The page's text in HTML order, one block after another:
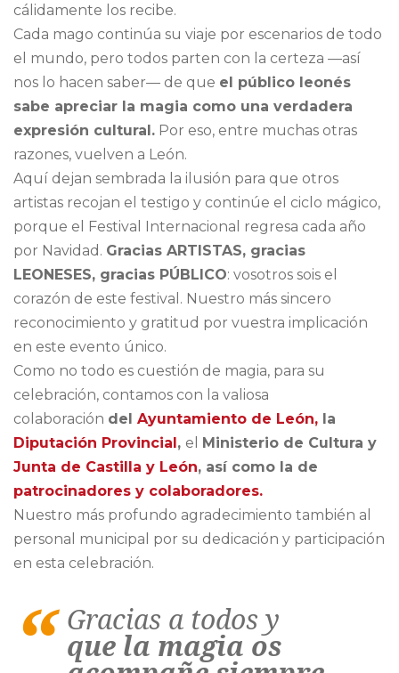
cálidamente los recibe.
Cada mago continúa su viaje por escenarios de todo
el mundo, pero todos parten con la certeza —así
nos lo hacen saber— de que el público leonés
sabe apreciar la magia como una verdadera
expresión cultural. Por eso, entre muchas otras
razones, vuelven a León.
Aquí dejan sembrada la ilusión para que otros
artistas recojan el testigo y continúe el ciclo mágico,
porque el Festival Internacional regresa cada año
por Navidad. Gracias ARTISTAS, gracias
LEONESES, gracias PÚBLICO: vosotros sois el
corazón de este festival. Nuestro más sincero
reconocimiento y gratitud por vuestra implicación
en este evento único.
Como no todo es cuestión de magia, para su
celebración, contamos con la valiosa
colaboración del Ayuntamiento de León, la
Diputación Provincial, el Ministerio de Cultura y
Junta de Castilla y León, así como la de
patrocinadores y colaboradores.
Nuestro más profundo agradecimiento también al
personal municipal por su dedicación y participación
en esta celebración.
Gracias a todos y
que la magia os